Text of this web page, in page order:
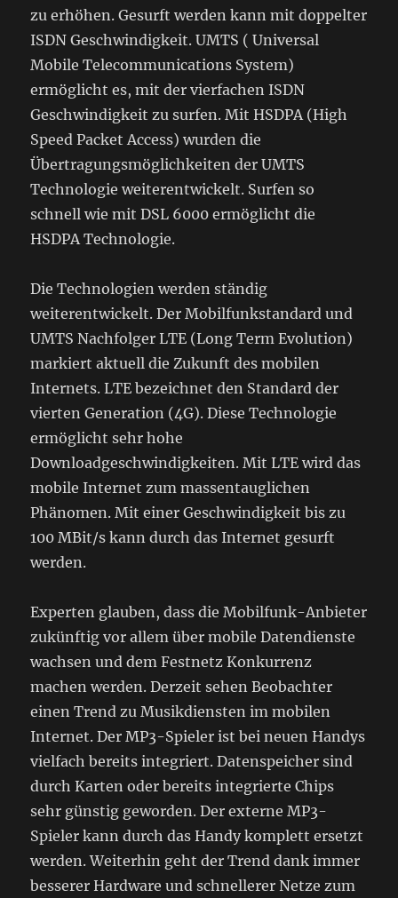
zu erhöhen. Gesurft werden kann mit doppelter
ISDN Geschwindigkeit. UMTS ( Universal
Mobile Telecommunications System)
ermöglicht es, mit der vierfachen ISDN
Geschwindigkeit zu surfen. Mit HSDPA (High
Speed Packet Access) wurden die
Übertragungsmöglichkeiten der UMTS
Technologie weiterentwickelt. Surfen so
schnell wie mit DSL 6000 ermöglicht die
HSDPA Technologie.
Die Technologien werden ständig
weiterentwickelt. Der Mobilfunkstandard und
UMTS Nachfolger LTE (Long Term Evolution)
markiert aktuell die Zukunft des mobilen
Internets. LTE bezeichnet den Standard der
vierten Generation (4G). Diese Technologie
ermöglicht sehr hohe
Downloadgeschwindigkeiten. Mit LTE wird das
mobile Internet zum massentauglichen
Phänomen. Mit einer Geschwindigkeit bis zu
100 MBit/s kann durch das Internet gesurft
werden.
Experten glauben, dass die Mobilfunk-Anbieter
zukünftig vor allem über mobile Datendienste
wachsen und dem Festnetz Konkurrenz
machen werden. Derzeit sehen Beobachter
einen Trend zu Musikdiensten im mobilen
Internet. Der MP3-Spieler ist bei neuen Handys
vielfach bereits integriert. Datenspeicher sind
durch Karten oder bereits integrierte Chips
sehr günstig geworden. Der externe MP3-
Spieler kann durch das Handy komplett ersetzt
werden. Weiterhin geht der Trend dank immer
besserer Hardware und schnellerer Netze zum